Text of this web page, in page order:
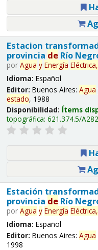
Estacion
provincia deRío
por Agua y Energía Eléctrica,
Idioma: Español
Editor: Buenos Aires: Agua
estado, 1988
Disponibilidad: Ítems
topográfica: 621.374.5/
Estación
provincia deRío
por Agua y Energía Eléctrica,
Idioma: Español
Editor: Buenos Aires: Agua
1998